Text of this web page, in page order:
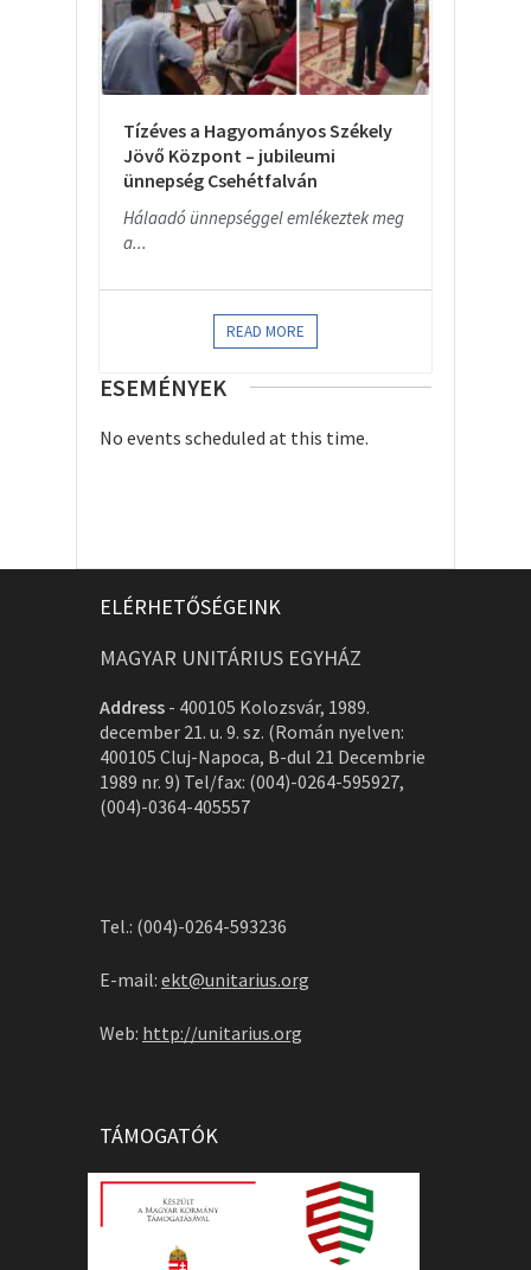
Tízéves a Hagyományos Székely
Jövő Központ – jubileumi
ünnepség Csehétfalván
Hálaadó ünnepséggel emlékeztek meg
a...
READ MORE
ESEMÉNYEK
No events scheduled at this time.
ELÉRHETŐSÉGEINK
MAGYAR UNITÁRIUS EGYHÁZ
Address - 400105 Kolozsvár, 1989.
december 21. u. 9. sz. (Román nyelven:
400105 Cluj-Napoca, B-dul 21 Decembrie
1989 nr. 9) Tel/fax: (004)-0264-595927,
(004)-0364-405557
Tel.: (004)-0264-593236
E-mail: ekt@unitarius.org
Web: http://unitarius.org
TÁMOGATÓK